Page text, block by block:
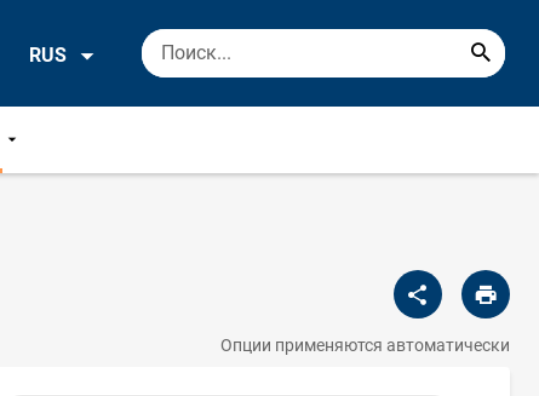
RUS
Опции применяются автоматически